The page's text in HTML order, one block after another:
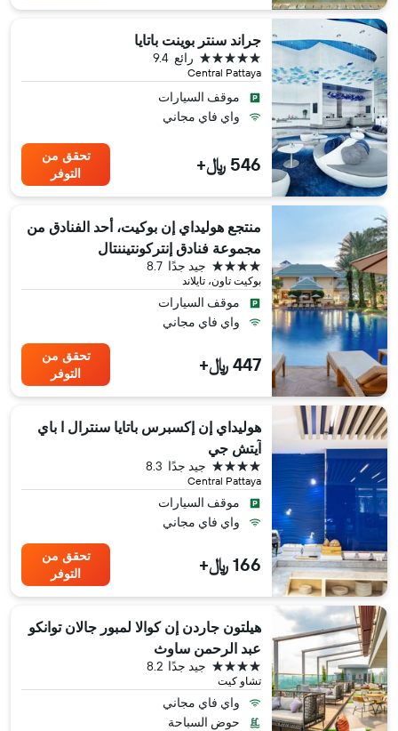
جراند سنتر بوينت باتايا
Central Pattaya
9.4 رائع 5 نجوم
موقف السيارات
واي فاي مجاني
546 ﷼+
تحقق من
التوفر
منتجع هوليداي إن بوكيت، أحد الفنادق من
مجموعة فنادق إنتركونتيننتال
بوكيت تاون، تايلاند
8.7 جيد جدًا 4 نجوم
موقف السيارات
واي فاي مجاني
447 ﷼+
تحقق من
التوفر
هوليداي إن إكسبرس باتايا سنترال ا باي
آيتش جي
Central Pattaya
8.3 جيد جدًا 4 نجوم
موقف السيارات
واي فاي مجاني
166 ﷼+
تحقق من
التوفر
هيلتون جاردن إن كوالا لمبور جالان توانكو
عبد الرحمن ساوث
تشاو كيت
8.2 جيد جدًا 4 نجوم
واي فاي مجاني
حوض السباحة